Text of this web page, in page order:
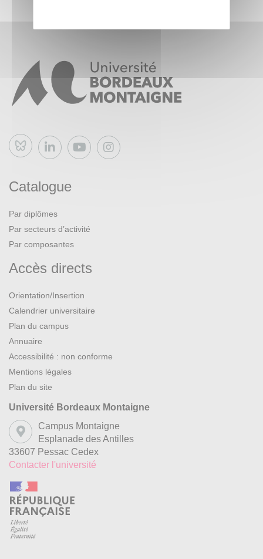
Bluesky
Catalogue
Par diplômes
Par secteurs d’activité
Par composantes
Accès directs
Orientation/Insertion
Calendrier universitaire
Plan du campus
Annuaire
Accessibilité : non conforme
Mentions légales
Plan du site
Université Bordeaux Montaigne
Campus Montaigne
Esplanade des Antilles
33607 Pessac Cedex
Contacter l'université